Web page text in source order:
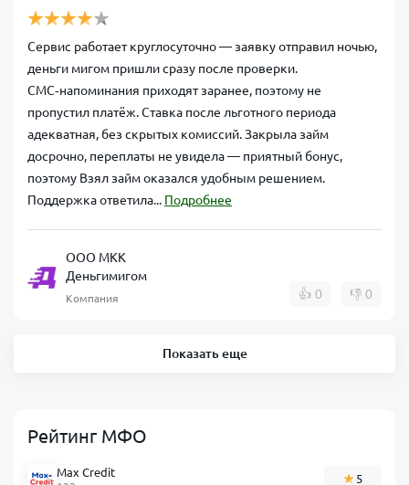
Сервис работает круглосуточно — заявку отправил ночью,
деньги мигом пришли сразу после проверки.
СМС‑напоминания приходят заранее, поэтому не
пропустил платёж. Ставка после льготного периода
адекватная, без скрытых комиссий. Закрыла займ
досрочно, переплаты не увидела — приятный бонус,
поэтому Взял займ оказался удобным решением.
Поддержка ответила... Подробнее
ООО МКК
Деньгимигом
Компания 👍 0 👎 0
Показать еще
Рейтинг МФО
Max Credit 5